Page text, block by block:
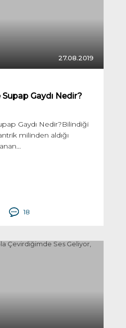
27.08.2019
Supap Gaydı Nedir?
Gaydı Nedir?Bilindiği
milinden aldığı
18